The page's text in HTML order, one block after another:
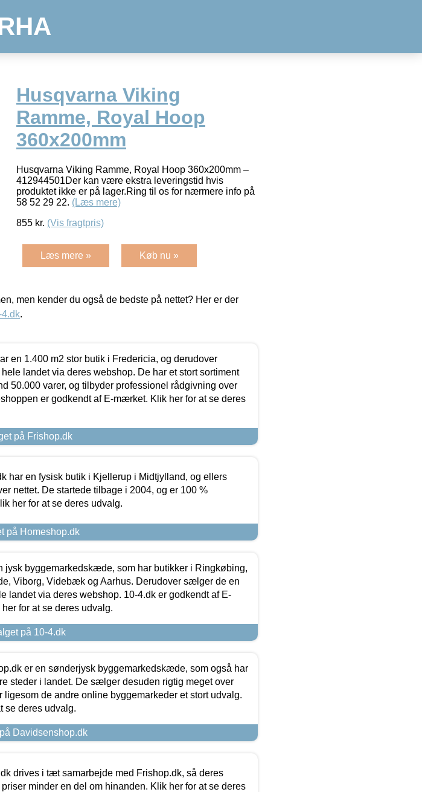
Husqvarna Viking
Ramme, Royal Hoop
360x200mm
Husqvarna Viking Ramme, Royal Hoop 360x200mm –
412944501Der kan være ekstra leveringstid hvis
produktet ikke er på lager.Ring til os for nærmere info på
58 52 29 22. (Læs mere)
855 kr. (Vis fragtpris)
Læs mere » Køb nu »
men kender du også de bedste på nettet? Her er der
4.dk.
en 1.400 m2 stor butik i Fredericia, og derudover
landet via deres webshop. De har et stort sortiment
50.000 varer, og tilbyder professionel rådgivning over
er godkendt af E-mærket. Klik her for at se deres
på Frishop.dk
har en fysisk butik i Kjellerup i Midtjylland, og ellers
nettet. De startede tilbage i 2004, og er 100 %
her for at se deres udvalg.
på Homeshop.dk
jysk byggemarkedskæde, som har butikker i Ringkøbing,
Viborg, Videbæk og Aarhus. Derudover sælger de en
landet via deres webshop. 10-4.dk er godkendt af E-
for at se deres udvalg.
på 10-4.dk
er en sønderjysk byggemarkedskæde, som også har
steder i landet. De sælger desuden rigtig meget over
ligesom de andre online byggemarkeder et stort udvalg.
se deres udvalg.
Davidsenshop.dk
drives i tæt samarbejde med Frishop.dk, så deres
minder en del om hinanden. Klik her for at se deres